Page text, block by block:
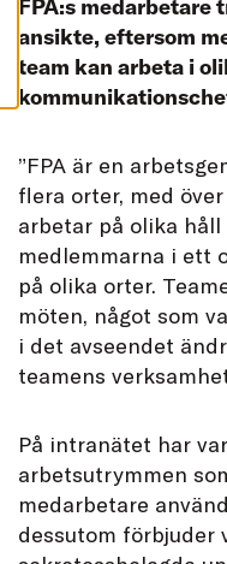
E
S
FPA:s medarbetare
ansikte, eftersom
team kan arbeta i
”FPA är en
flera orter, med
arbetar på olika
medlemmarna i ett
på olika orter.
möten, något som
i det avseendet
teamens
På intranätet har
arbetsutrymmen
medarbetare
dessutom förbjuder